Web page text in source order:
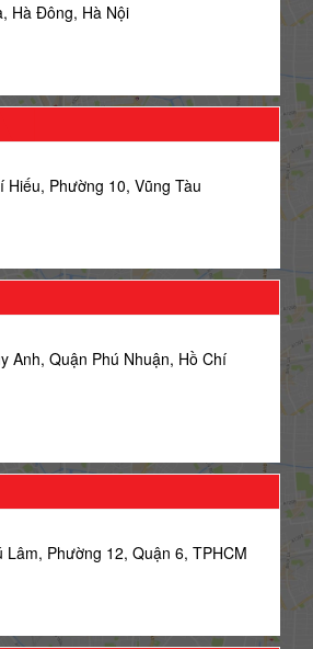
Hà Đông, Hà Nội
Hiếu, Phường 10, Vũng Tàu
Anh, Quận Phú Nhuận, Hồ Chí
Lâm, Phường 12, Quận 6, TPHCM